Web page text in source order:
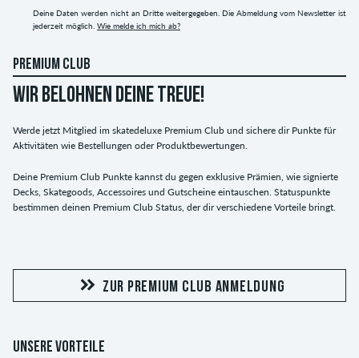
Deine Daten werden nicht an Dritte weitergegeben. Die Abmeldung vom Newsletter ist
jederzeit möglich. Wie melde ich mich ab?
PREMIUM CLUB
WIR BELOHNEN DEINE TREUE!
Werde jetzt Mitglied im skatedeluxe Premium Club und sichere dir Punkte für
Aktivitäten wie Bestellungen oder Produktbewertungen.
Deine Premium Club Punkte kannst du gegen exklusive Prämien, wie signierte
Decks, Skategoods, Accessoires und Gutscheine eintauschen. Statuspunkte
bestimmen deinen Premium Club Status, der dir verschiedene Vorteile bringt.
ZUR PREMIUM CLUB ANMELDUNG
UNSERE VORTEILE